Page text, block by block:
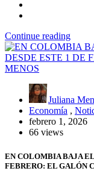
Continue reading
Juliana
Economía ,
febrero 1, 2026
66 views
EN COLOMBIA BAJA
FEBRERO: EL GALÓN